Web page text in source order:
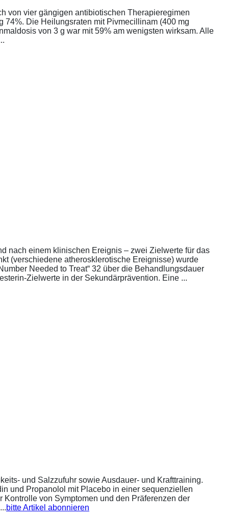
von vier gängigen antibiotischen Therapieregimen
74%. Die Heilungsraten mit Pivmecillinam (400 mg
von 3 g war mit 59% am wenigsten wirksam. Alle
nach einem klinischen Ereignis – zwei Zielwerte für das
(verschiedene atherosklerotische Ereignisse) wurde
Needed to Treat“ 32 über die Behandlungsdauer
Zielwerte in der Sekundärprävention. Eine ...
und Salzzufuhr sowie Ausdauer- und Krafttraining.
und Propanolol mit Placebo in einer sequenziellen
von Symptomen und den Präferenzen der
bitte Artikel abonnieren